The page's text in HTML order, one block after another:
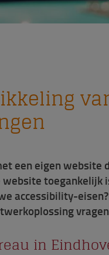
een eigen website
toegankelijk
accessibility-
in